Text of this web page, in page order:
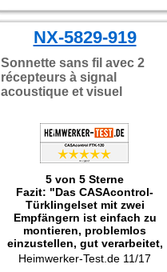
bietet es sich für eine Vielzahl
von Anwendungen an. Der
batterielose Taster macht das
Set wartungsfrei und für den
geschützten Außenbereich
geeignet. An Funktion und
Ausstattung gibt es nicht das
Geringste auszusetzen. Somit
empfehlenswert."
NX-5829-919
Sonnette sans fil avec 2
récepteurs à signal
acoustique et visuel
5 von 5 Sterne
Fazit: "Das CASAcontrol-
Türklingelset mit zwei
Empfängern ist einfach zu
montieren, problemlos
einzustellen, gut verarbeitet,
vollständig ausgestattet und
Heimwerker-Test.de 11/17